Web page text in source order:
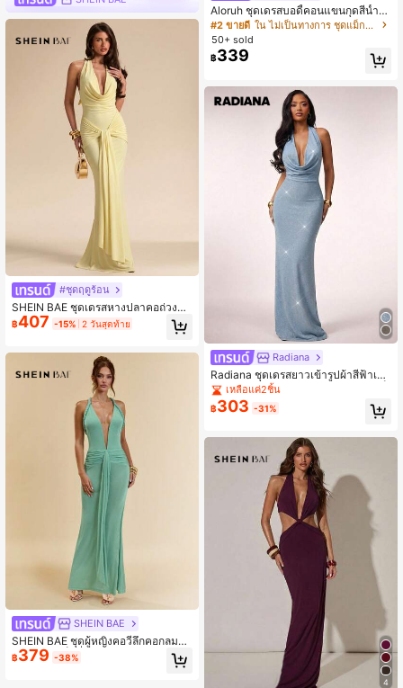
#ชุดฤดูร้อน
SHEIN BAE ชุดเดรสหางปลาคอถ่วงสีพื้
นสุดหรูสำหรับผู้หญิง, ฤดูร้อน
฿407 -15% 2 วันสุดท้าย
SHEIN BAE
SHEIN BAE ชุดผู้หญิงคอวีลึกคอกลมแผ่
นหลังเปิด เซ็กซี่และรัดรูปตัว ฤดูร้อน
฿379 -38%
Aloruh ชุดเดรสบอดี้คอนแขนกุดสีน้ำต
าลสำหรับผู้หญิง ชายกระโปรงหางปลา
เหมาะสำหรับวันหยุดพักผ่อน, การเดินท
างประจำวัน, ฤดูใบไม้ผลิ/ฤดูร้อน
#2 ขายดี
ใน ไม่เป็นทางการ ชุดแม็กซี่เดรสผู้หญิง
50+ sold
฿339
Radiana
Radiana ชุดเดรสยาวเข้ารูปผ้าสีฟ้าเงา
งาม คอปกคลุมเปลือยหลังสุดหรูหรา เซ็
กซี่ และมีเสน่ห์สำหรับผู้หญิง เหมาะสำห
รับงานบอล วันวาเลนไทน์ คอนเสิร์ต งา
รรค์ วันเกิด ปาร์ตี้คนโสด งานเลี้ยงค็อกเ
ทล งานที่เป็นทางการ ไฮไลท์ของคลับแ
ละรูปร่างที่สวยงาม
เหลือแค่2ชิ้น
฿303 -31%
4